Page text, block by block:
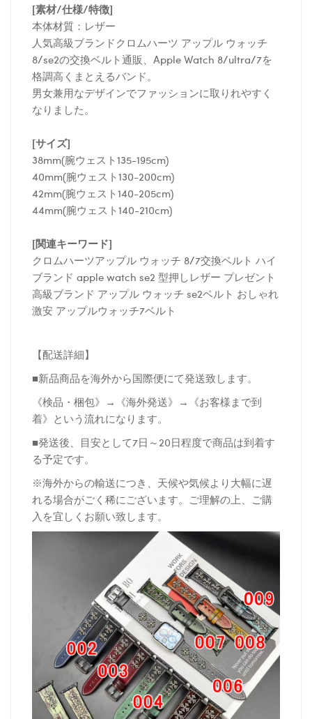
[素材/仕様/特徴]
本体材質：レザー
人気高級ブランドクロムハーツ アップル ウォッチ
8/se2の交換ベルト通販、Apple Watch 8/ultra/7を
格調高くまとえるバンド。
男女兼用なデザインでファッションに取りれやすく
なりました。
[サイズ]
38mm(腕ウェスト135-195cm)
40mm(腕ウェスト130-200cm)
42mm(腕ウェスト140-205cm)
44mm(腕ウェスト140-210cm)
[関連キーワード]
クロムハーツアップル ウォッチ 8/7交換ベルト ハイ
ブランド apple watch se2 型押しレザー プレゼント
高級ブランド アップル ウォッチ se2ベルト おしゃれ
激安 アップルウォッチ7ベルト
【配送詳細】
■新品商品を海外から国際便にて発送致します。
《検品・梱包》→《海外発送》→《お客様まで到
着》という流れになります。
■発送後、目安として7日～20日程度で商品は到着す
る予定です。
※海外からの輸送につき、天候や気候より大幅に遅
れる場合がごく稀にございます。ご理解の上、ご購
入を宜しくお願い致します。